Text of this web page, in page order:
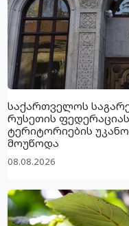
საქართველოს
რუსეთის
ტერიტორიების
მოუწოდა
08.08.2026